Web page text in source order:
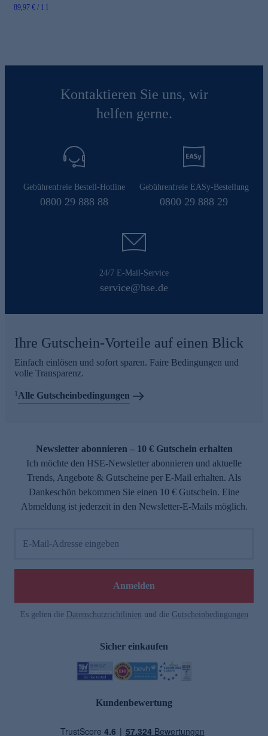
89,97 € / 1 l
Kontaktieren Sie uns, wir
helfen gerne.
Gebührenfreie Bestell-Hotline
0800 29 888 88
Gebührenfreie EASy-Bestellung
0800 29 888 29
24/7 E-Mail-Service
service@hse.de
Ihre Gutschein-Vorteile auf einen Blick
Einfach einlösen und sofort sparen. Faire Bedingungen und
volle Transparenz.
1 Alle Gutscheinbedingungen
Newsletter abonnieren – 10 € Gutschein erhalten
Ich möchte den HSE-Newsletter abonnieren und aktuelle
Trends, Angebote & Gutscheine per E-Mail erhalten. Als
Dankeschön bekommen Sie einen 10 € Gutschein. Eine
Abmeldung ist jederzeit in den Newsletter-E-Mails möglich.
E-Mail-Adresse eingeben
Anmelden
Es gelten die Datenschutzrichtlinien und die Gutscheinbedingungen
Sicher einkaufen
Kundenbewertung